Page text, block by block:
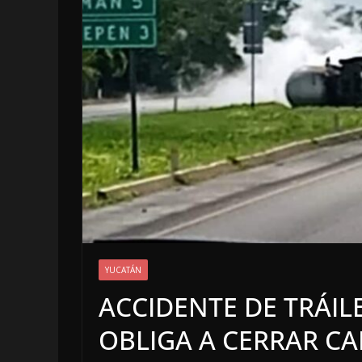
YUCATÁN
ACCIDENTE DE
OBLIGA A CERRAR
OPINIÓN
5 agosto, 2026